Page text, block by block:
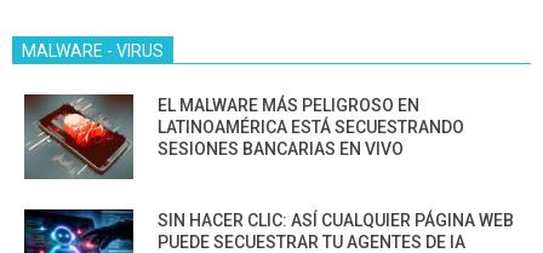
MALWARE - VIRUS
EL MALWARE MÁS PELIGROSO EN
LATINOAMÉRICA ESTÁ SECUESTRANDO
SESIONES BANCARIAS EN VIVO
SIN HACER CLIC: ASÍ CUALQUIER PÁGINA WEB
PUEDE SECUESTRAR TU AGENTES DE IA